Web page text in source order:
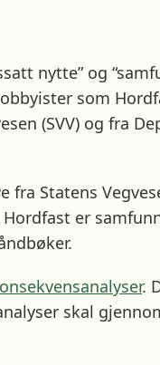
nytte” og
som
(SVV) og fra
fra Statens
Hordfast er
.
skal